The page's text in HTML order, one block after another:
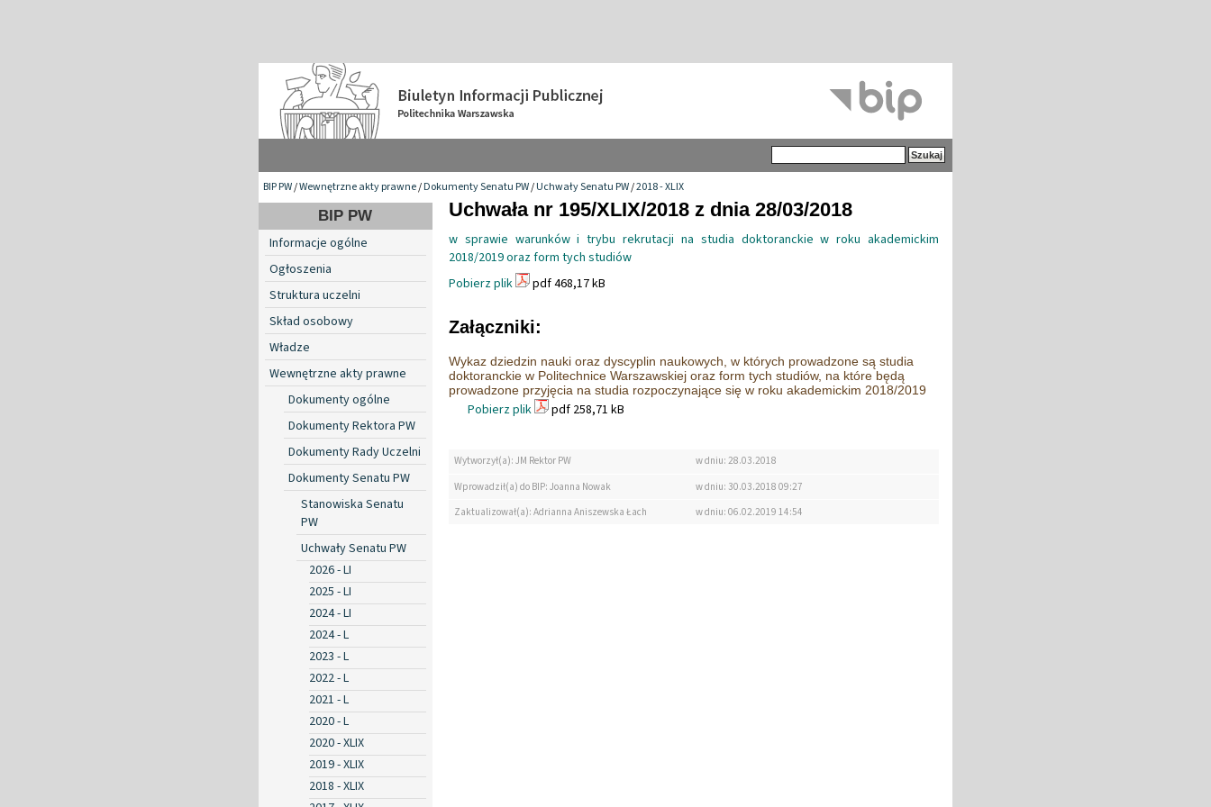
BIP PW/Wewnętrzne akty prawne/Dokumenty Senatu PW/Uchwały Senatu PW/2018 - XLIX
BIP PW
Informacje ogólne
Ogłoszenia
Struktura uczelni
Skład osobowy
Władze
Wewnętrzne akty prawne
Dokumenty ogólne
Dokumenty Rektora PW
Dokumenty Rady Uczelni
Dokumenty Senatu PW
Stanowiska Senatu
PW
Uchwały Senatu PW
2026 - LI
2025 - LI
2024 - LI
2024 - L
2023 - L
2022 - L
2021 - L
2020 - L
2020 - XLIX
2019 - XLIX
2018 - XLIX
Uchwała nr 195/XLIX/2018 z dnia 28/03/2018
w sprawie warunków i trybu rekrutacji na studia doktoranckie w roku akademickim
2018/2019 oraz form tych studiów
Pobierz plik
pdf 468,17 kB
Załączniki:
Wykaz dziedzin nauki oraz dyscyplin naukowych, w których prowadzone są studia
doktoranckie w Politechnice Warszawskiej oraz form tych studiów, na które będą
prowadzone przyjęcia na studia rozpoczynające się w roku akademickim 2018/2019
Pobierz plik pdf 258,71 kB
Wytworzył(a): JM Rektor PW
w dniu: 28.03.2018
Wprowadził(a) do BIP: Joanna Nowak
w dniu: 30.03.2018 09:27
Zaktualizował(a): Adrianna Aniszewska Łach
w dniu: 06.02.2019 14:54